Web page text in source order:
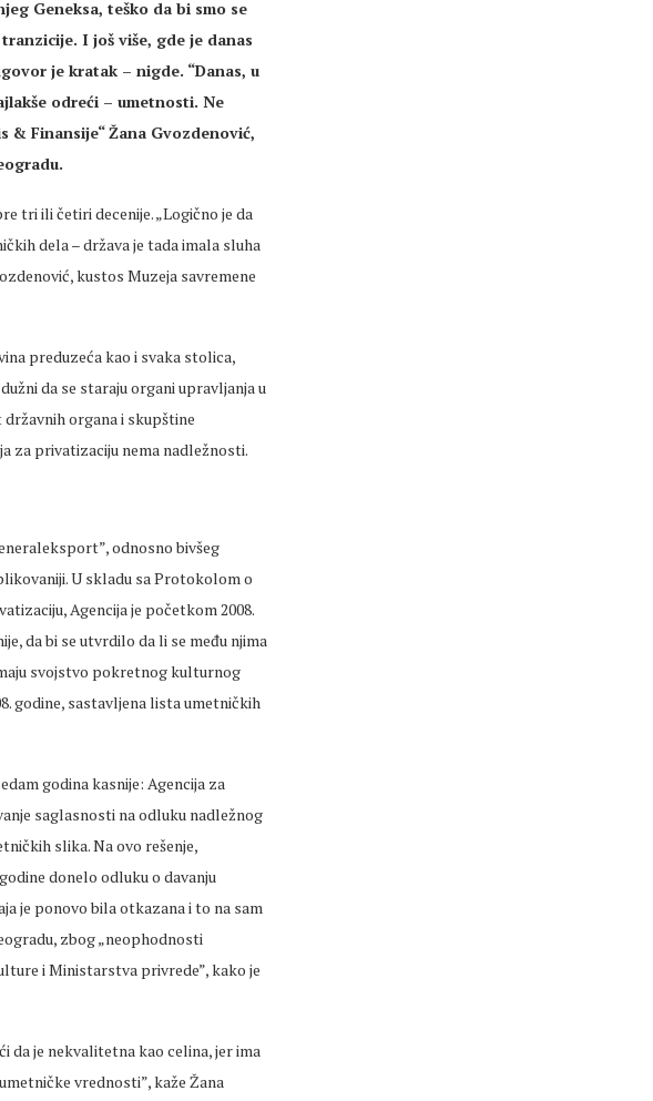
Geneksa, teško da bi smo se
I još više, gde je danas
je kratak – nigde. “Danas, u
odreći – umetnosti. Ne
& Finansije“ Žana Gvozdenović,
tri ili četiri decenije. „Logično je da
dela – država je tada imala sluha
kustos Muzeja savremene
preduzeća kao i svaka stolica,
da se staraju organi upravljanja u
organa i skupštine
za privatizaciju nema nadležnosti.
odnosno bivšeg
U skladu sa Protokolom o
Agencija je početkom 2008.
da bi se utvrdilo da li se među njima
svojstvo pokretnog kulturnog
godine, sastavljena lista umetničkih
godina kasnije: Agencija za
saglasnosti na odluku nadležnog
slika. Na ovo rešenje,
donelo odluku o davanju
je ponovo bila otkazana i to na sam
zbog „neophodnosti
i Ministarstva privrede”, kako je
da je nekvalitetna kao celina, jer ima
vrednosti”, kaže Žana